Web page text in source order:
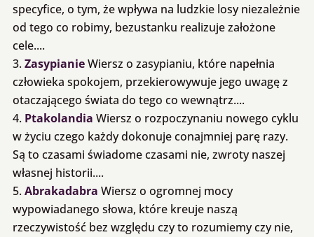
specyfice, o tym, że wpływa na ludzkie losy niezależnie
od tego co robimy, bezustanku realizuje założone
cele....
ZasypianieWiersz o zasypianiu, które napełnia
człowieka spokojem, przekierowywuje jego uwagę z
otaczającego świata do tego co wewnątrz....
Ptakolandia Wiersz o rozpoczynaniu nowego cyklu
w życiu czego każdy dokonuje conajmniej parę razy.
Są to czasami świadome czasami nie, zwroty naszej
własnej historii....
Abrakadabra Wiersz o ogromnej mocy
wypowiadanego słowa, które kreuje naszą
rzeczywistość bez względu czy to rozumiemy czy nie,